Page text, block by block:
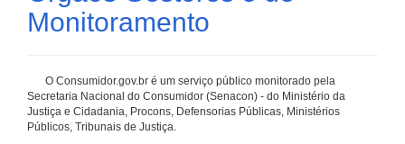
Monitoramento
O Consumidor.gov.br é um serviço público monitorado pela
Secretaria Nacional do Consumidor (Senacon) - do Ministério da
Justiça e Cidadania, Procons, Defensorias Públicas, Ministérios
Públicos, Tribunais de Justiça.